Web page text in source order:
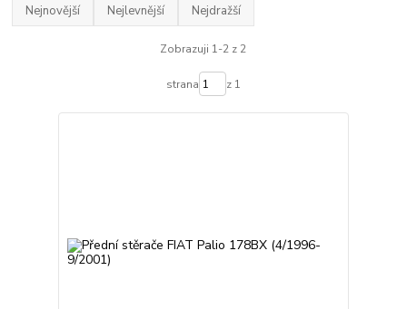
Nejnovější Nejlevnější Nejdražší
Zobrazuji 1-2 z 2
strana z 1